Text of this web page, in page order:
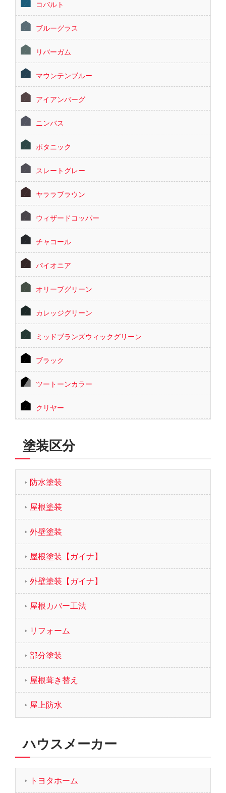
コバルト
ブルーグラス
リバーガム
マウンテンブルー
アイアンバーグ
ニンバス
ボタニック
スレートグレー
ヤララブラウン
ウィザードコッパー
チャコール
パイオニア
オリーブグリーン
カレッジグリーン
ミッドブランズウィックグリーン
ブラック
ツートーンカラー
クリヤー
塗装区分
防水塗装
屋根塗装
外壁塗装
屋根塗装【ガイナ】
外壁塗装【ガイナ】
屋根カバー工法
リフォーム
部分塗装
屋根葺き替え
屋上防水
ハウスメーカー
トヨタホーム